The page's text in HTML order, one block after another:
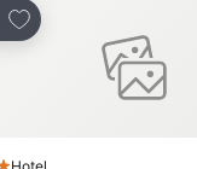
Adicionar aos